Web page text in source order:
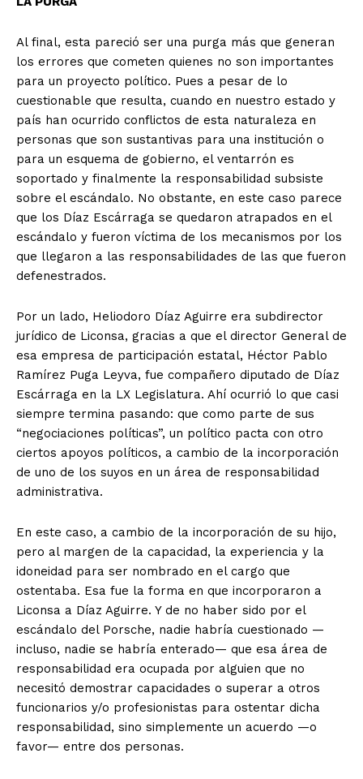
+ Todas las formas de lucha, potencialmente enlazadas
Al final, esta pareció ser una purga más que generan
los errores que cometen quienes no son importantes
para un proyecto político. Pues a pesar de lo
cuestionable que resulta, cuando en nuestro estado y
país han ocurrido conflictos de esta naturaleza en
personas que son sustantivas para una institución o
para un esquema de gobierno, el ventarrón es
soportado y finalmente la responsabilidad subsiste
sobre el escándalo. No obstante, en este caso parece
que los Díaz Escárraga se quedaron atrapados en el
escándalo y fueron víctima de los mecanismos por los
que llegaron a las responsabilidades de las que fueron
defenestrados.
Por un lado, Heliodoro Díaz Aguirre era subdirector
jurídico de Liconsa, gracias a que el director General de
esa empresa de participación estatal, Héctor Pablo
Ramírez Puga Leyva, fue compañero diputado de Díaz
Escárraga en la LX Legislatura. Ahí ocurrió lo que casi
siempre termina pasando: que como parte de sus
“negociaciones políticas”, un político pacta con otro
ciertos apoyos políticos, a cambio de la incorporación
de uno de los suyos en un área de responsabilidad
administrativa.
En este caso, a cambio de la incorporación de su hijo,
pero al margen de la capacidad, la experiencia y la
idoneidad para ser nombrado en el cargo que
ostentaba. Esa fue la forma en que incorporaron a
Liconsa a Díaz Aguirre. Y de no haber sido por el
escándalo del Porsche, nadie habría cuestionado —
incluso, nadie se habría enterado— que esa área de
responsabilidad era ocupada por alguien que no
necesitó demostrar capacidades o superar a otros
funcionarios y/o profesionistas para ostentar dicha
responsabilidad, sino simplemente un acuerdo —o
favor— entre dos personas.